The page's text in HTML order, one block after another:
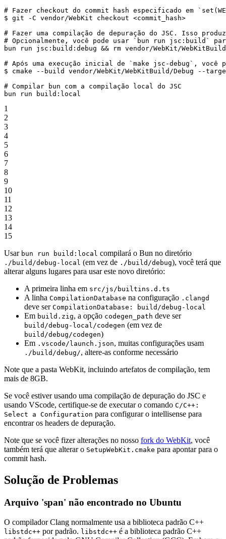
# Fazer checkout do commit hash especificado em
$ git -C vendor/WebKit checkout <commit_has h>
# Fazer uma compilação de depuração do JSC. Isso
# Opcionalmente, você pode usar `bun run jsc:build`
bun run jsc:build:debug && rm vendor/WebKit/
# Após uma execução inicial de `make jsc-debug`, você
$ cmake --build vendor/WebKit/WebKitBuild/Debug --
# Compilar bun com a compilação local do JSC
bun run build:local
1
2
3
4
5
6
7
8
9
10
11
12
13
14
15
Usar bun run build:local compilará o Bun no diretório
./build/debug-local (em vez de ./build/debug), você terá que
alterar alguns lugares para usar este novo diretório:
A primeira linha em src/js/builtins.d.ts
A linha CompilationDatabase na configuração .clangd
deve ser CompilationDatabase: build/debug-local
Em build.zig, a opção codegen_path deve ser
build/debug-local/codegen (em vez de
build/debug/codegen)
Em .vscode/launch.json, muitas configurações usam
./build/debug/, altere-as conforme necessário
Note que a pasta WebKit, incluindo artefatos de compilação, tem
mais de 8GB.
Se você estiver usando uma compilação de depuração do JSC e
usando VScode, certifique-se de executar o comando C/C++:
Select a Configuration para configurar o intellisense para
encontrar os headers de depuração.
Note que se você fizer alterações no nosso fork do WebKit, você
também terá que alterar o SetupWebKit.cmake para apontar para o
commit hash.
Solução de Problemas
Arquivo 'span' não encontrado no Ubuntu
O compilador Clang normalmente usa a biblioteca padrão C++
libstdc++ por padrão. libstdc++ é a biblioteca padrão C++